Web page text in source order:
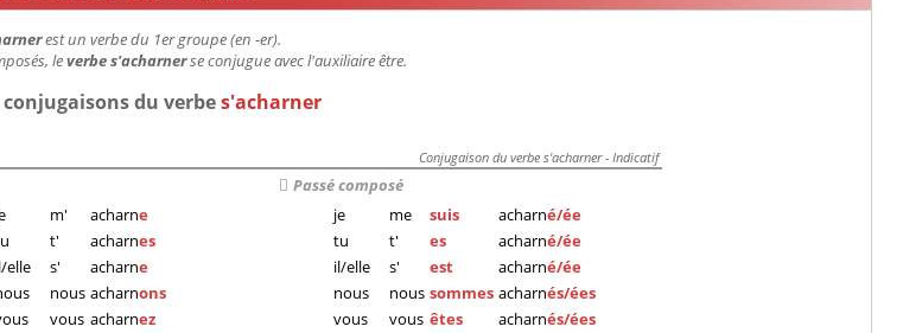
est un verbe du 1er groupe (en -er).
leverbe s'acharnerse conjugue avec l'auxiliaire être.
conjugaisons du verbes'acharner
Conjugaison du verbe s'acharner - Indicatif
m' acharne
t' acharnes
elle
s' acharne
nous acharnons
vous acharnez
Passé composé
je
me suis acharné/ée
tu
t' es acharné/ée
il/elle
s' est acharné/ée
nous
nous sommes acharnés/ées
vous
vous êtes acharnés/ées